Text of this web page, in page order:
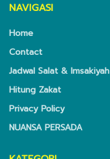
NAVIGASI
Home
Contact
Jadwal Salat & Imsakiyah
Hitung Zakat
Privacy Policy
NUANSA PERSADA